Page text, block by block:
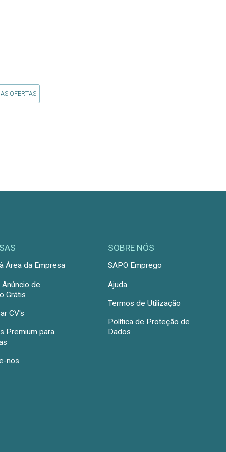
OFERTAS
Área da Empresa
Anúncio de
Grátis
CV's
Premium para
nos
SOBRE NÓS
SAPO Emprego
Ajuda
Termos de Utilização
Política de Proteção de
Dados